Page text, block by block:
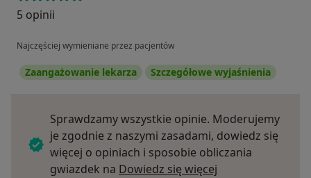
5 opinii
Najczęściej wymieniane przez pacjentów
Zaangażowanie lekarza Szczegółowe wyjaśnienia
Sprawdzamy wszystkie opinie. Moderujemy
je zgodnie z naszymi zasadami, dowiedz się
więcej o opiniach i sposobie obliczania
gwiazdek na Dowiedz się więcej